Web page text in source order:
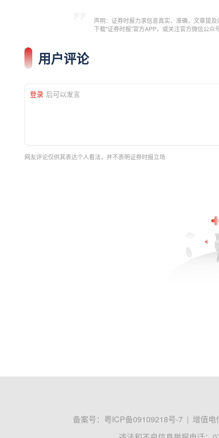
声明：证券时报力求信息真实、准确，文章提
下载"证券时报"官方APP，或关注官方微信公
用户评论
登录 后可以发言
网友评论仅供其表达个人看法，并不表明证券时报立场
备案号： 粤ICP备09109218号-7 | 增值电